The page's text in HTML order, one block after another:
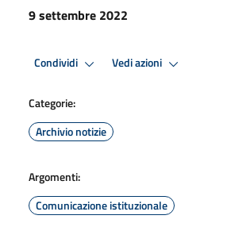
9 settembre 2022
Condividi Vedi azioni
Categorie:
Archivio notizie
Argomenti:
Comunicazione istituzionale